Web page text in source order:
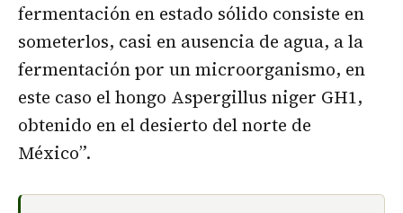
fermentación en estado sólido consiste en
someterlos, casi en ausencia de agua, a la
fermentación por un microorganismo, en
este caso el hongo Aspergillus niger GH1,
obtenido en el desierto del norte de
México”.